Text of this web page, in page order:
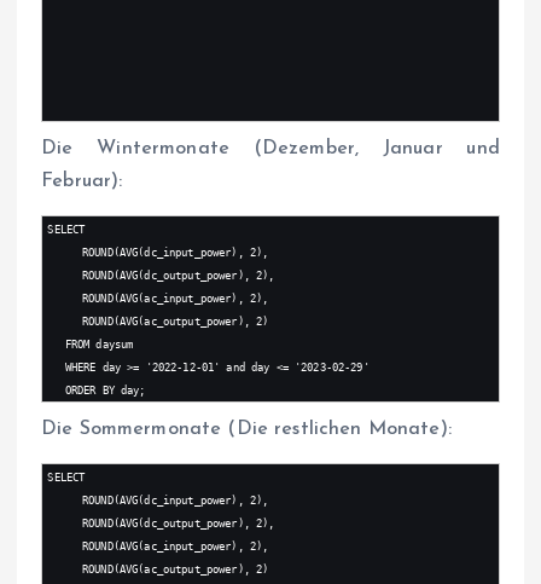
Die Wintermonate (Dezember, Januar und
Februar):
SELECT
ROUND(AVG(dc_input_power), 2),
ROUND(AVG(dc_output_power), 2),
ROUND(AVG(ac_input_power), 2),
ROUND(AVG(ac_output_power), 2)
FROM daysum
WHERE day >= '2022-12-01' and day <= '2023-02-29'
ORDER BY day;
Die Sommermonate (Die restlichen Monate):
SELECT
ROUND(AVG(dc_input_power), 2),
ROUND(AVG(dc_output_power), 2),
ROUND(AVG(ac_input_power), 2),
ROUND(AVG(ac_output_power), 2)